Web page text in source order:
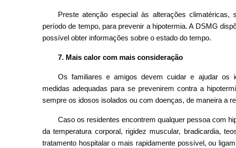
Preste atenção especial às alterações
período de tempo, para prevenir a hipotermia. A DSMG
possível obter informações sobre o estado do tempo.
7. Mais calor com mais consideração
Os familiares e amigos devem cuidar e ajudar os
medidas adequadas para se prevenirem contra a
sempre os idosos isolados ou com doenças, de maneira a
Caso os residentes encontrem qualquer pessoa com
da temperatura corporal, rigidez muscular, bradicardia,
tratamento hospitalar o mais rapidamente possível, ou